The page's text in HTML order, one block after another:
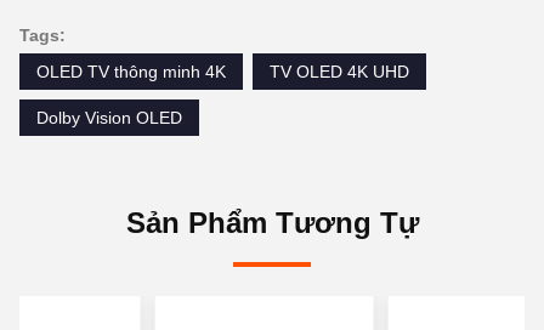
Tags:
OLED TV thông minh 4K
TV OLED 4K UHD
Dolby Vision OLED
Sản Phẩm Tương Tự